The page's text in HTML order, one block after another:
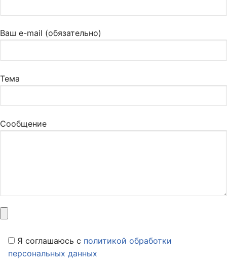
Ваш e-mail (обязательно)
Тема
Сообщение
Я соглашаюсь c политикой обработки
персональных данных